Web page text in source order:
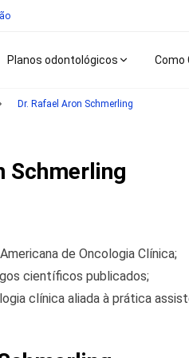
Planos odontológicos Como
Dr. Rafael Aron Schmerling
Schmerling
de Oncologia Clínica;
científicos publicados;
clínica aliada à prática